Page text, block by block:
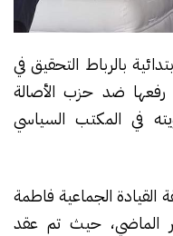
بالرباط التحقيق في
رفعها ضد حزب الأصالة
في المكتب السياسي
الجماعية فاطمة
بتاريخ 27 شتنبر الماضي، حيث تم عقد